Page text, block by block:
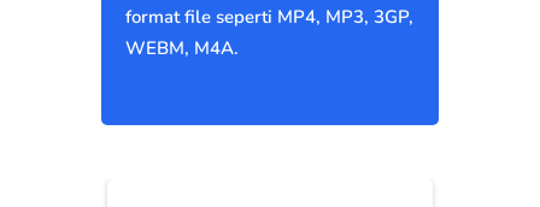
format file seperti MP4, MP3, 3GP,
WEBM, M4A.